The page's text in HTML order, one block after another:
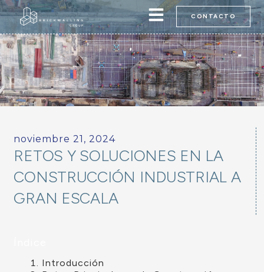
Ir
contenido
CONTACTO
noviembre 21, 2024
RETOS Y SOLUCIONES EN LA
CONSTRUCCIÓN INDUSTRIAL A
GRAN ESCALA
Introducción